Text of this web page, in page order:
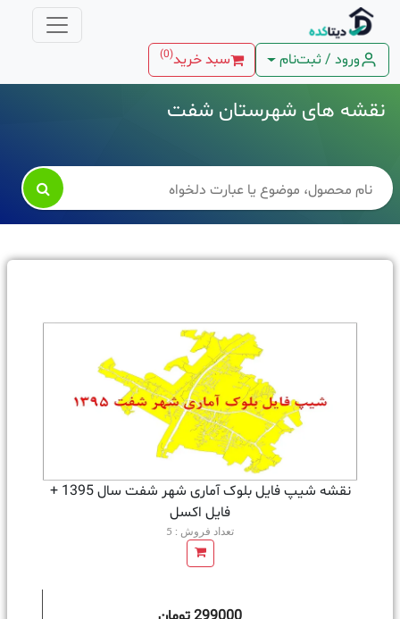
ورود / ثبت‌نام سبد خرید(
0
)
نقشه های شهرستان شفت

نقشه شیپ فایل بلوک آماری شهر شفت سال 1395 +
فايل اكسل
تعداد فروش : 5